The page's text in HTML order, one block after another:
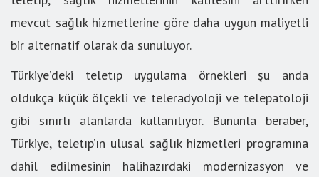
mevcut sağlık hizmetlerine göre daha uygun maliyetli
bir alternatif olarak da sunuluyor.
Türkiye’deki teletıp uygulama örnekleri şu anda
oldukça küçük ölçekli ve teleradyoloji ve telepatoloji
gibi sınırlı alanlarda kullanılıyor. Bununla beraber,
Türkiye, teletıp’ın ulusal sağlık hizmetleri programına
dahil edilmesinin halihazırdaki modernizasyon ve